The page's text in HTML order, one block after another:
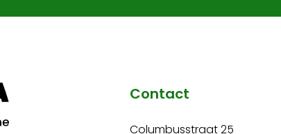
Contact
Columbusstraat 25